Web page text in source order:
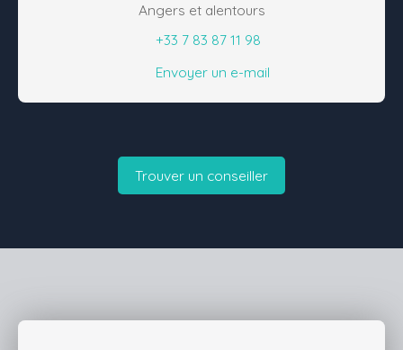
Angers et alentours
+33 7 83 87 11 98
Envoyer un e-mail
Trouver un conseiller